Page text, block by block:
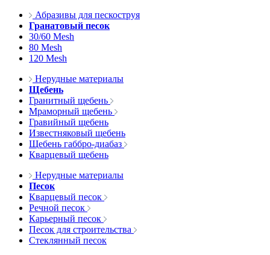
Абразивы для пескоструя
Гранатовый песок
30/60 Mesh
80 Mesh
120 Mesh
Нерудные материалы
Щебень
Гранитный щебень
Мраморный щебень
Гравийный щебень
Известняковый щебень
Щебень габбро-диабаз
Кварцевый щебень
Нерудные материалы
Песок
Кварцевый песок
Речной песок
Карьерный песок
Песок для строительства
Стеклянный песок